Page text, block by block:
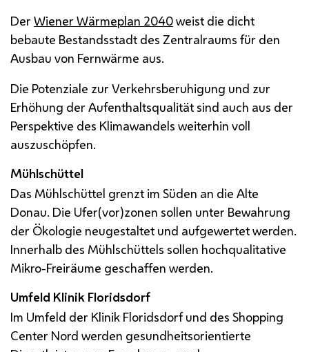
Der Wiener Wärmeplan 2040weist die dicht
bebaute Bestandsstadt des Zentralraums für den
Ausbau von Fernwärme aus.
Die Potenziale zur Verkehrsberuhigung und zur
Erhöhung der Aufenthaltsqualität sind auch aus der
Perspektive des Klimawandels weiterhin voll
auszuschöpfen.
Mühlschüttel
Das Mühlschüttel grenzt im Süden an die Alte
Donau. Die Ufer(vor)zonen sollen unter Bewahrung
der Ökologie neugestaltet und aufgewertet werden.
Innerhalb des Mühlschüttels sollen hochqualitative
Mikro-Freiräume geschaffen werden.
Umfeld Klinik Floridsdorf
Im Umfeld der Klinik Floridsdorf und des Shopping
Center Nord werden gesundheitsorientierte